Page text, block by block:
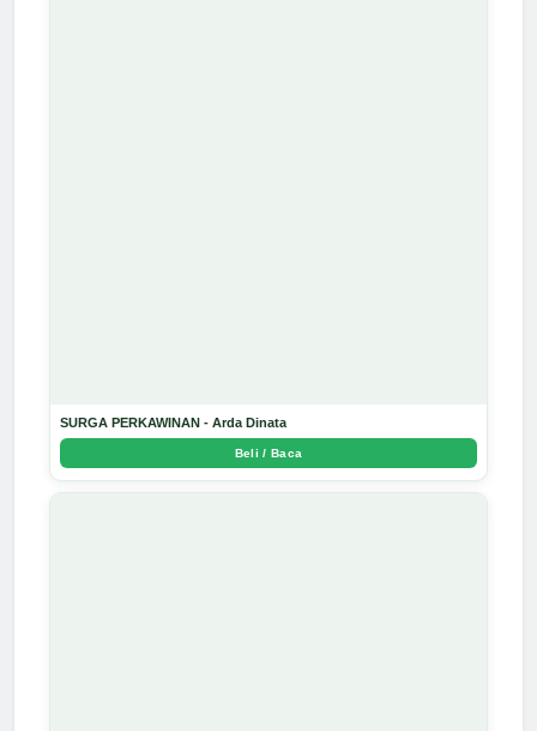
SURGA PERKAWINAN - Arda Dinata
Beli / Baca